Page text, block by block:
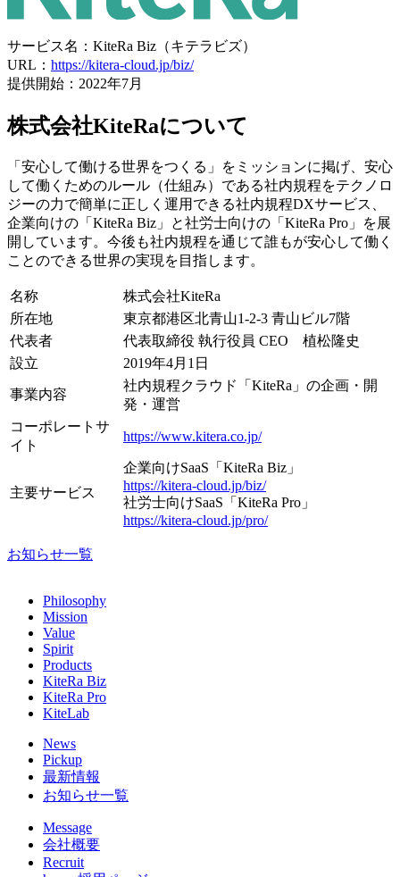
サービス名：KiteRa Biz（キテラビズ）
URL： https://kitera-cloud.jp/biz/
提供開始：2022年7月
株式会社KiteRaについて
「安心して働ける世界をつくる」をミッションに掲げ、安心
して働くためのルール（仕組み）である社内規程をテクノロ
ジーの力で簡単に正しく運用できる社内規程DXサービス、
企業向けの「KiteRa Biz」と社労士向けの「KiteRa Pro」を展
開しています。今後も社内規程を通じて誰もが安心して働く
ことのできる世界の実現を目指します。
名称
株式会社KiteRa
所在地
東京都港区北青山1-2-3 青山ビル7階
代表者
代表取締役 執行役員 CEO 植松隆史
設立
2019年4月1日
事業内容
社内規程クラウド「KiteRa」の企画・開
発・運営
コーポレートサ
イト
https://www.kitera.co.jp/
主要サービス
企業向けSaaS「KiteRa Biz」
https://kitera-cloud.jp/biz/
社労士向けSaaS「KiteRa Pro」
https://kitera-cloud.jp/pro/
お知らせ一覧
Philosophy
Mission
Value
Spirit
Products
KiteRa Biz
KiteRa Pro
KiteLab
News
Pickup
最新情報
お知らせ一覧
Message
会社概要
Recruit